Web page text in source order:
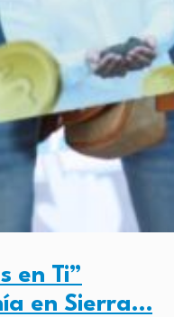
en Ti”
en Sierra…